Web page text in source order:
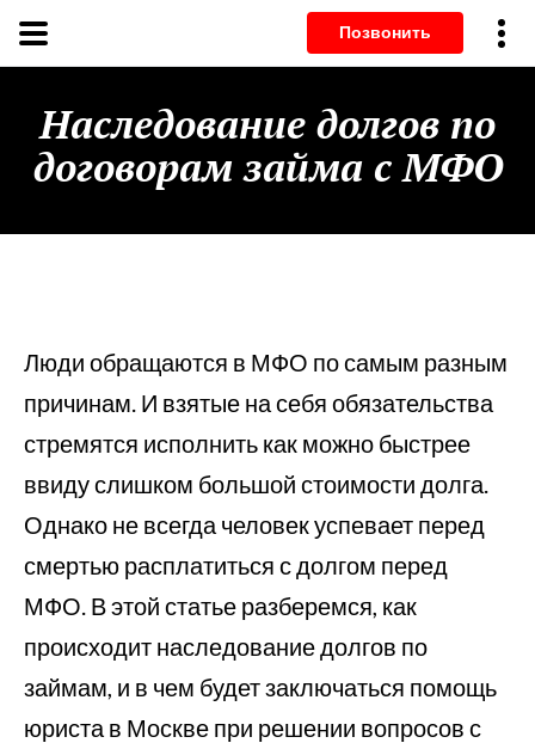
Наследование долгов по
договорам займа с МФО
Люди обращаются в МФО по самым разным
причинам. И взятые на себя обязательства
стремятся исполнить как можно быстрее
ввиду слишком большой стоимости долга.
Однако не всегда человек успевает перед
смертью расплатиться с долгом перед
МФО. В этой статье разберемся, как
происходит наследование долгов по
займам, и в чем будет заключаться помощь
юриста в Москве при решении вопросов с